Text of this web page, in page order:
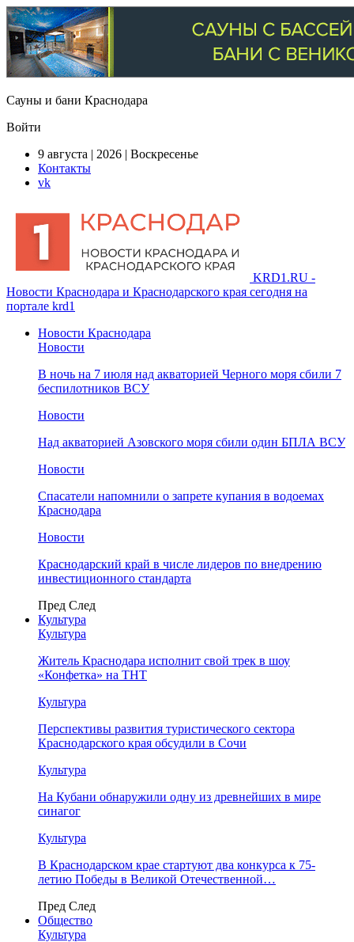
Сауны и бани Краснодара
Войти
9 августа | 2026 | Воскресенье
Контакты
vk
KRD1.RU -
Новости Краснодара и Краснодарского края сегодня на
портале krd1
Новости Краснодара
Новости
В ночь на 7 июля над акваторией Черного моря сбили 7
беспилотников ВСУ
Новости
Над акваторией Азовского моря сбили один БПЛА ВСУ
Новости
Спасатели напомнили о запрете купания в водоемах
Краснодара
Новости
Краснодарский край в числе лидеров по внедрению
инвестиционного стандарта
Пред След
Культура
Культура
Житель Краснодара исполнит свой трек в шоу
«Конфетка» на ТНТ
Культура
Перспективы развития туристического сектора
Краснодарского края обсудили в Сочи
Культура
На Кубани обнаружили одну из древнейших в мире
синагог
Культура
В Краснодарском крае стартуют два конкурса к 75-
летию Победы в Великой Отечественной…
Пред След
Общество
Культура